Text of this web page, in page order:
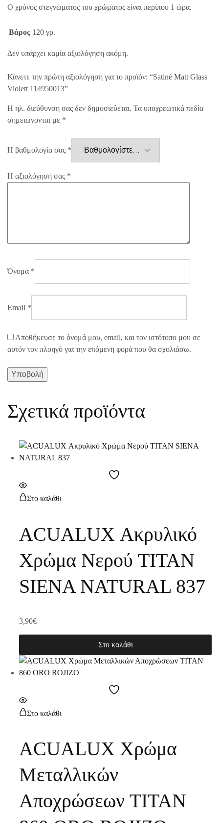
Ο χρόνος στεγνώματος του χρώματος είναι περίπου 1 ώρα.
Βάρος 120 γρ.
Δεν υπάρχει καμία αξιολόγηση ακόμη.
Κάνετε την πρώτη αξιολόγηση για το προϊόν: “Satiné Matt Glass
Violett 114950013”
Η ηλ. διεύθυνση σας δεν δημοσιεύεται. Τα υποχρεωτικά πεδία
σημειώνονται με *
Η βαθμολογία σας *
Η αξιολόγησή σας *
Όνομα *
Email *
Αποθήκευσε το όνομά μου, email, και τον ιστότοπο μου σε
αυτόν τον πλοηγό για την επόμενη φορά που θα σχολιάσω.
Σχετικά προϊόντα
Στο καλάθι
ACUALUX Ακρυλικό
Χρώμα Νερού TITAN
SIENA NATURAL 837
3,90€
Στο καλάθι
Στο καλάθι
ACUALUX Χρώμα
Μεταλλικών
Αποχρώσεων TITAN